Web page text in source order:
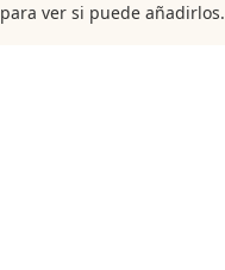
para ver si puede añadirlos.